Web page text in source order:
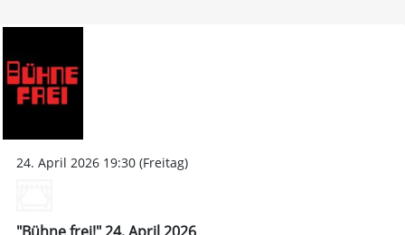
24. April 2026 19:30 (Freitag)